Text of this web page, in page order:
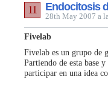
Endocitosis
28th May 2007 a
11
Fivelab
Fivelab es un grupo de
Partiendo de esta base
participar en una idea